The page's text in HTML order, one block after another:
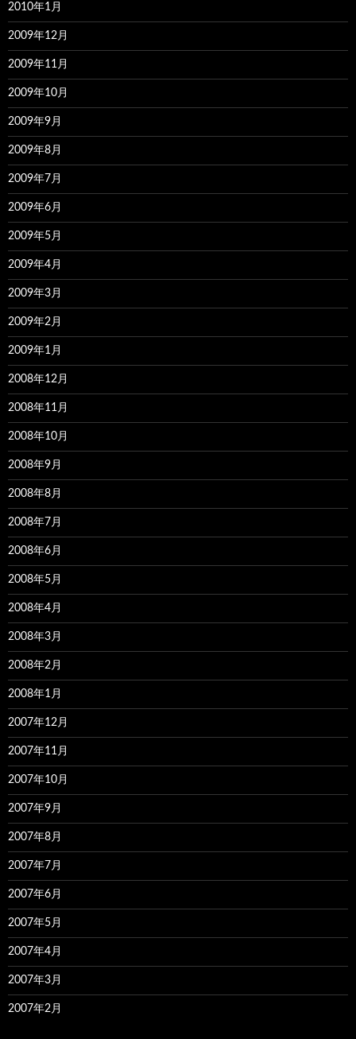
2010年1月
2009年12月
2009年11月
2009年10月
2009年9月
2009年8月
2009年7月
2009年6月
2009年5月
2009年4月
2009年3月
2009年2月
2009年1月
2008年12月
2008年11月
2008年10月
2008年9月
2008年8月
2008年7月
2008年6月
2008年5月
2008年4月
2008年3月
2008年2月
2008年1月
2007年12月
2007年11月
2007年10月
2007年9月
2007年8月
2007年7月
2007年6月
2007年5月
2007年4月
2007年3月
2007年2月